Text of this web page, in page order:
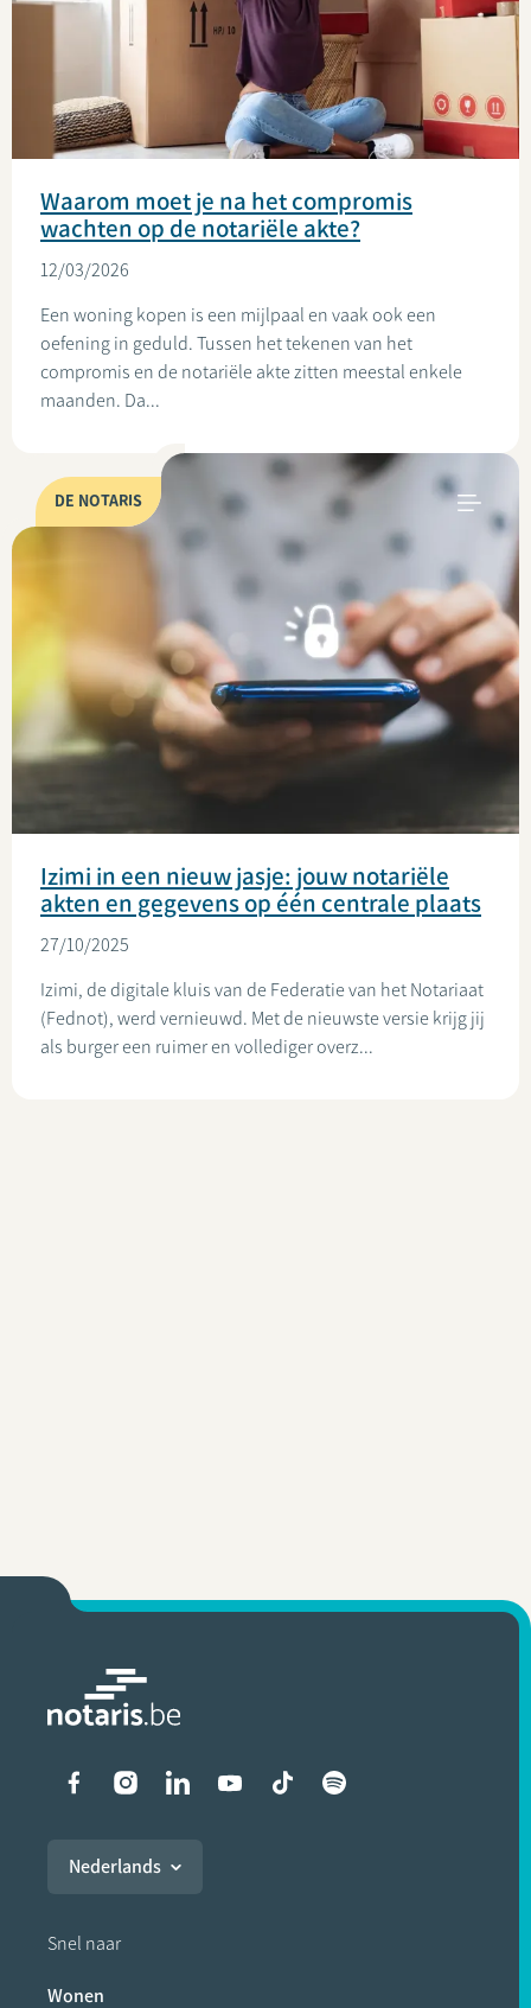
Waarom moet je na het compromis
wachten op de notariële akte?
12/03/2026
Een woning kopen is een mijlpaal en vaak ook een
oefening in geduld. Tussen het tekenen van het
compromis en de notariële akte zitten meestal enkele
maanden. Da...
DE NOTARIS
Izimi in een nieuw jasje: jouw notariële
akten en gegevens op één centrale plaats
27/10/2025
Izimi, de digitale kluis van de Federatie van het Notariaat
(Fednot), werd vernieuwd. Met de nieuwste versie krijg jij
als burger een ruimer en vollediger overz...
Liens vers les réseaux
Nederlands
Snel naar
Wonen